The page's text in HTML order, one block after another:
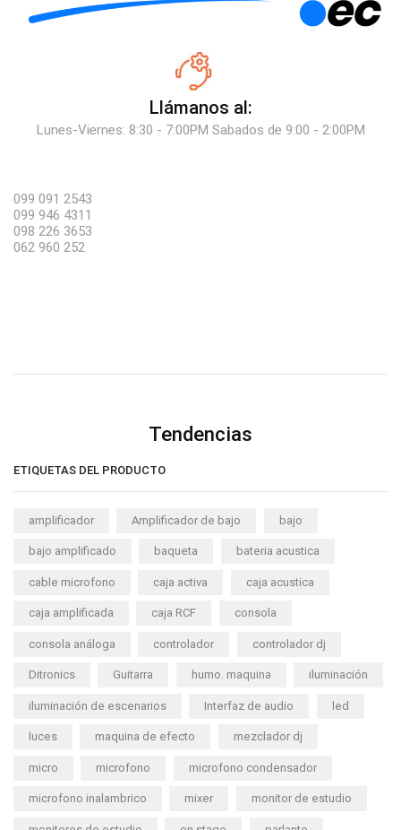
Llámanos al:
Lunes-Viernes: 8:30 - 7:00PM Sabados de 9:00 - 2:00PM
099 091 2543
099 946 4311
098 226 3653
062 960 252
Tendencias
ETIQUETAS DEL PRODUCTO
amplificador Amplificador de bajo bajo
bajo amplificado baqueta bateria acustica
cable microfono caja activa caja acustica
caja amplificada caja RCF consola
consola análoga controlador controlador dj
Ditronics Guitarra humo. maquina iluminación
iluminación de escenarios Interfaz de audio led
luces maquina de efecto mezclador dj
micro microfono microfono condensador
microfono inalambrico mixer monitor de estudio